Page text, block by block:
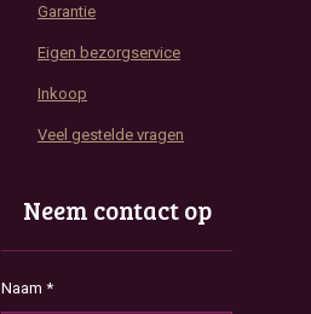
Garantie
Eigen bezorgservice
Inkoop
Veel gestelde vragen
Neem contact op
Naam *